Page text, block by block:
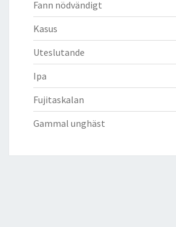
Fann nödvändigt
Kasus
Uteslutande
Ipa
Fujitaskalan
Gammal unghäst